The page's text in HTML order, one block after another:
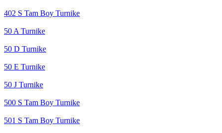
402 S Tam Boy Turnike
50 A Turnike
50 D Turnike
50 E Turnike
50 J Turnike
500 S Tam Boy Turnike
501 S Tam Boy Turnike